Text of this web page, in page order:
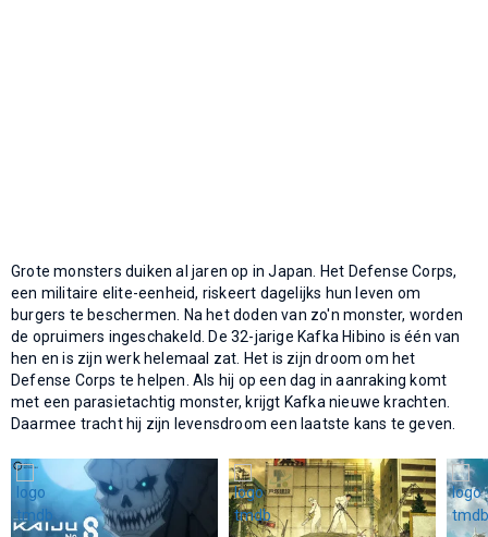
Grote monsters duiken al jaren op in Japan. Het Defense Corps,
een militaire elite-eenheid, riskeert dagelijks hun leven om
burgers te beschermen. Na het doden van zo'n monster, worden
de opruimers ingeschakeld. De 32-jarige Kafka Hibino is één van
hen en is zijn werk helemaal zat. Het is zijn droom om het
Defense Corps te helpen. Als hij op een dag in aanraking komt
met een parasietachtig monster, krijgt Kafka nieuwe krachten.
Daarmee tracht hij zijn levensdroom een laatste kans te geven.